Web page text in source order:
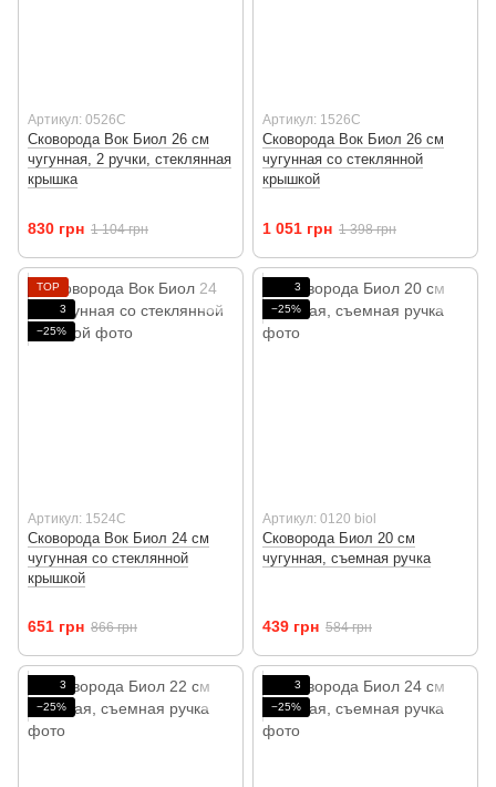
Артикул: 0526C
Сковорода Вок Биол 26 см
чугунная, 2 ручки, стеклянная
крышка
830 грн 1 104 грн
Артикул: 1526C
Сковорода Вок Биол 26 см
чугунная со стеклянной
крышкой
1 051 грн 1 398 грн
TOP
3
−25%
Артикул: 1524C
Сковорода Вок Биол 24 см
чугунная со стеклянной
крышкой
651 грн 866 грн
3
−25%
Артикул: 0120 biol
Сковорода Биол 20 см
чугунная, съемная ручка
439 грн 584 грн
3
−25%
3
−25%